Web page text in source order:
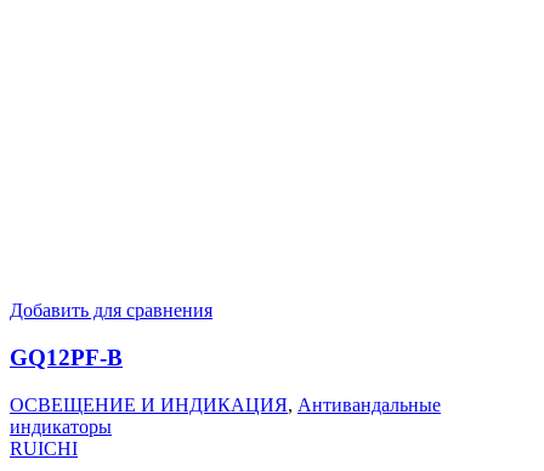
Добавить для сравнения
GQ12PF-B
ОСВЕЩЕНИЕ И ИНДИКАЦИЯ, Антивандальные
индикаторы
RUICHI